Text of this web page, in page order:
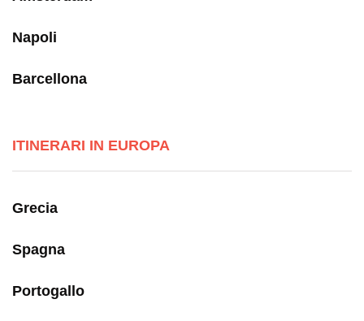
Napoli
Barcellona
ITINERARI IN EUROPA
Grecia
Spagna
Portogallo